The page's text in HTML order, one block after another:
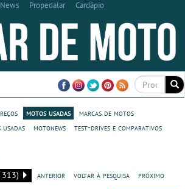
Propedalar Cardápio
motos usadas
marcas de motos
motonews
test-drives e comparativos
313)
anterior voltar à pesquisa próximo